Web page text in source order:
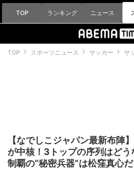
TOP ランキング ニュース
TOP スポーツニュース サッカー サ
【なでしこジャパン最新布陣
が中核！3トップの序列はど
制覇の“秘密兵器”は松窪真心だ